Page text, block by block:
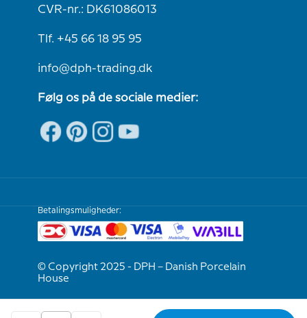
CVR-nr.: DK61086013
Tlf. +45 66 18 95 95
info@dph-trading.dk
Følg os på de sociale medier:
Betalingsmuligheder:
© Copyright 2025 - DPH – Danish Porcelain
House